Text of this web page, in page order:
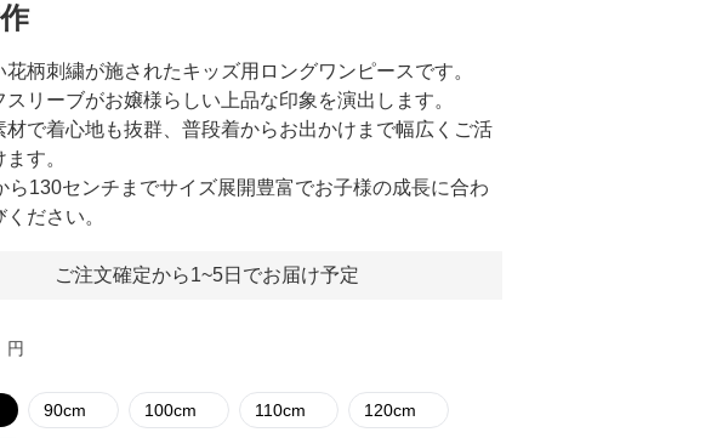
花柄刺繍が施されたキッズ用ロングワンピースです。
スリーブがお嬢様らしい上品な印象を演出します。
材で着心地も抜群、普段着からお出かけまで幅広くご活
す。
ら130センチまでサイズ展開豊富でお子様の成長に合わ
ださい。
ご注文確定から1~5日でお届け予定
円
90cm 100cm 110cm 120cm